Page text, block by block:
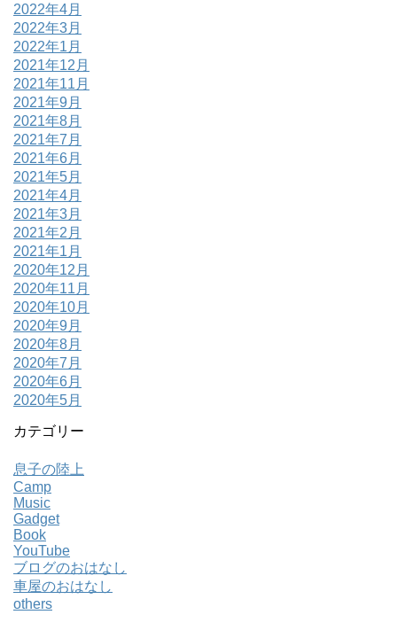
2022年4月
2022年3月
2022年1月
2021年12月
2021年11月
2021年9月
2021年8月
2021年7月
2021年6月
2021年5月
2021年4月
2021年3月
2021年2月
2021年1月
2020年12月
2020年11月
2020年10月
2020年9月
2020年8月
2020年7月
2020年6月
2020年5月
カテゴリー
息子の陸上
Camp
Music
Gadget
Book
YouTube
ブログのおはなし
車屋のおはなし
others